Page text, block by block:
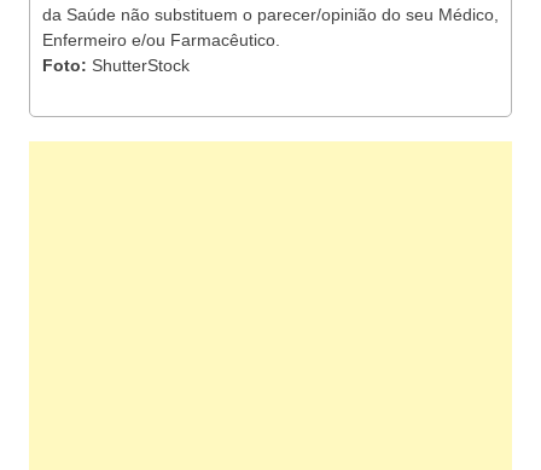
da Saúde não substituem o parecer/opinião do seu Médico,
Enfermeiro e/ou Farmacêutico.
Foto: ShutterStock